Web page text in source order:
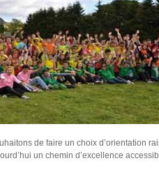
de faire un choix d’orientation
un chemin d’excellence